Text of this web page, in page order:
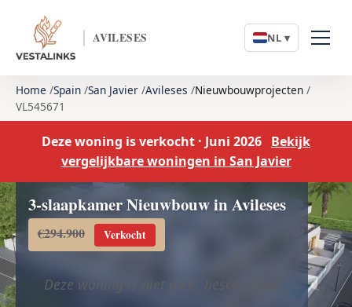
AVILESES NL ▾
Home Spain San Javier Avileses Nieuwbouwprojecten
VL545671
Deze woning is verkocht · Juni 2026 Bekijk
vergelijkbare woningen in San Javier
3-slaapkamer Nieuwbouw in Avileses
€294.900 Verkocht
Deze woning is niet meer beschikbaar